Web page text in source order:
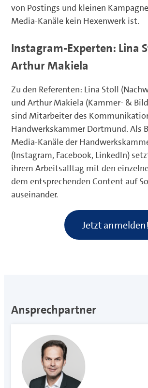
von Postings und kleinen
Media-Kanäle kein Hexenwerk ist.
Instagram-Experten: Lina
Arthur Makiela
Zu den Referenten: Lina Stoll
und Arthur Makiela (Kammer- &
sind Mitarbeiter des
Handwerkskammer Dortmund. Als
Media-Kanäle der
(Instagram, Facebook, LinkedIn)
ihrem Arbeitsalltag mit den
dem entsprechenden Content auf
auseinander.
Jetzt anmelden!
Ansprechpartner